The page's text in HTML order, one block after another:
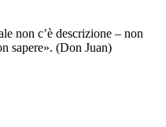
non c’è descrizione – non
sapere». (Don Juan)